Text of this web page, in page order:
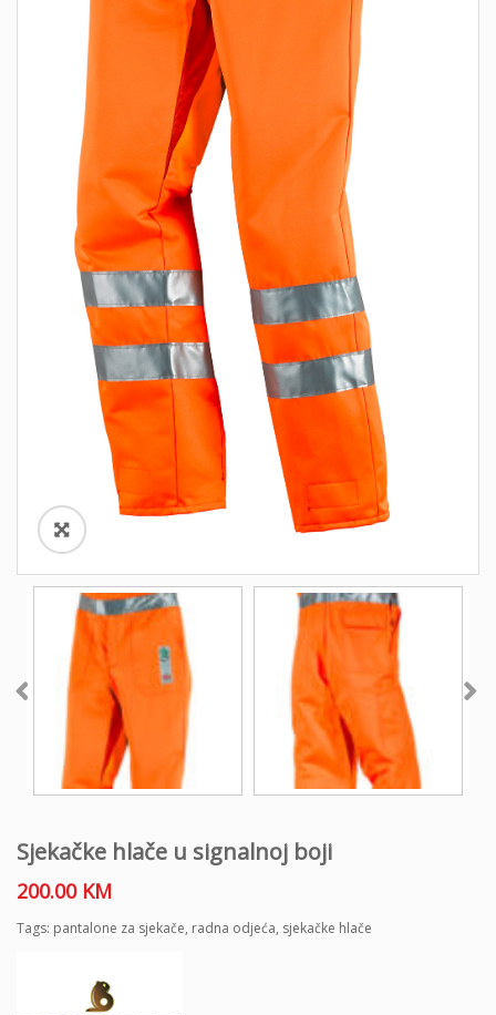
Sjekačke hlače u signalnoj boji
200.00 KM
Tags: pantalone za sjekače, radna odjeća, sjekačke hlače